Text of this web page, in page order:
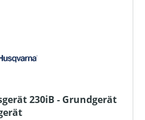
230iB - Grundgerät